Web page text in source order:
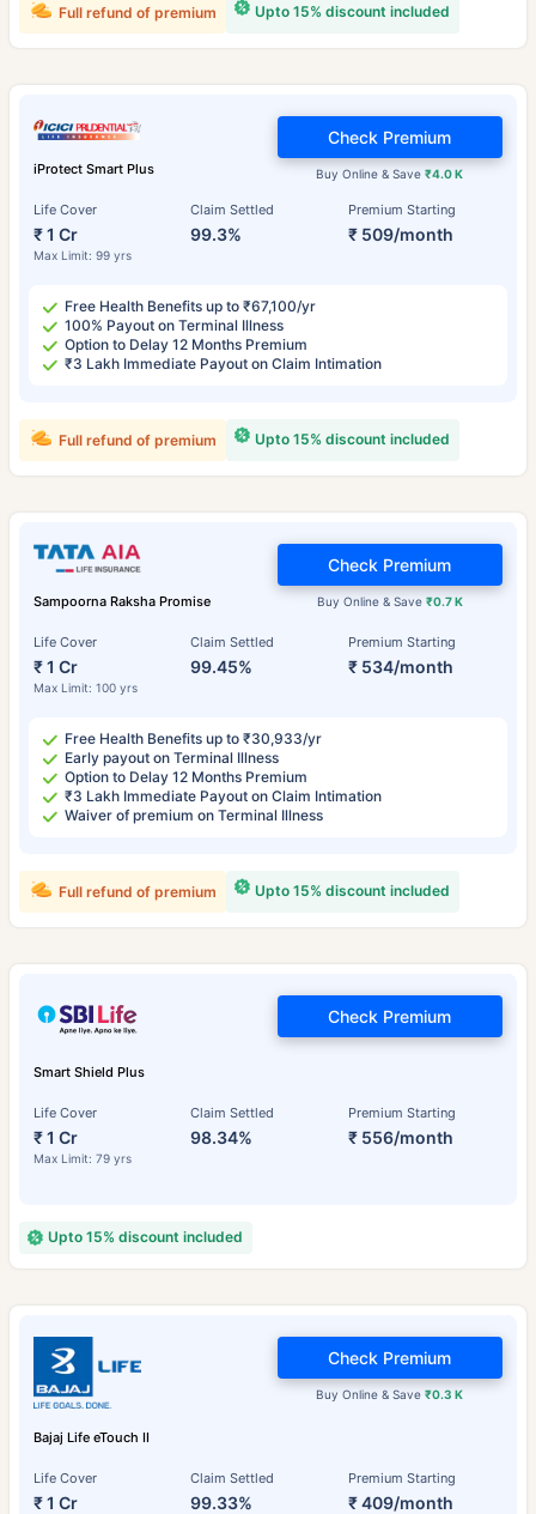
Upto 15% discount included
Full refund of premium
iProtect Smart Plus
Life Cover
₹ 1 Cr
Max Limit: 99 yrs
Claim Settled
99.3%
Premium Starting
₹ 509/month
Buy Online & Save₹4.0 K
Check Premium
Free Health Benefits up to ₹67,100/yr
100% Payout on Terminal Illness
Option to Delay 12 Months Premium
₹3 Lakh Immediate Payout on Claim Intimation
Upto 15% discount included
Full refund of premium
Sampoorna Raksha Promise
Life Cover
₹ 1 Cr
Max Limit: 100 yrs
Claim Settled
99.45%
Premium Starting
₹ 534/month
Buy Online & Save ₹0.7 K
Check Premium
Free Health Benefits up to ₹30,933/yr
Early payout on Terminal Illness
Option to Delay 12 Months Premium
₹3 Lakh Immediate Payout on Claim Intimation
Waiver of premium on Terminal Illness
Upto 15% discount included
Full refund of premium
Smart Shield Plus
Life Cover
₹ 1 Cr
Max Limit: 79 yrs
Claim Settled
98.34%
Premium Starting
₹ 556/month
Check Premium
Upto 15% discount included
Bajaj Life eTouch II
Life Cover
₹ 1 Cr
Claim Settled
99.33%
Premium Starting
₹ 409/month
Buy Online & Save₹0.3 K
Check Premium